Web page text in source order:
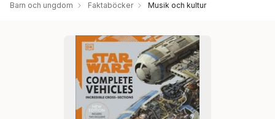
Barn och ungdom Faktaböcker Musik och kultur